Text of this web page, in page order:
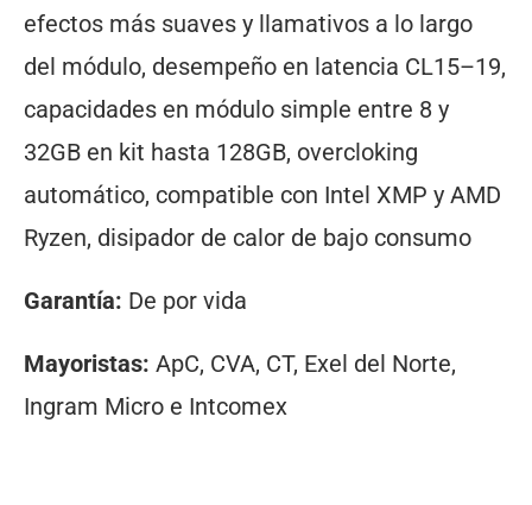
efectos más suaves y llamativos a lo largo
del módulo, desempeño en latencia CL15–19,
capacidades en módulo simple entre 8 y
32GB en kit hasta 128GB, overcloking
automático, compatible con Intel XMP y AMD
Ryzen, disipador de calor de bajo consumo
Garantía: De por vida
Mayoristas: ApC, CVA, CT, Exel del Norte,
Ingram Micro e Intcomex